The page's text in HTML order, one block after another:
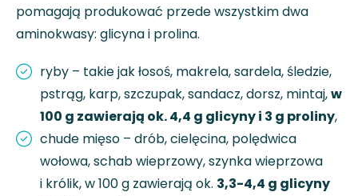
pomagają produkować przede wszystkim dwa
aminokwasy: glicyna i prolina.
ryby – takie jak łosoś, makrela, sardela, śledzie,
pstrąg, karp, szczupak, sandacz, dorsz, mintaj,w
100 g zawierają ok. 4,4 g glicyny i 3 g proliny,
chude mięso – drób, cielęcina, polędwica
wołowa, schab wieprzowy, szynka wieprzowa
i królik, w 100 g zawierają ok. 3,3-4,4 g glicyny